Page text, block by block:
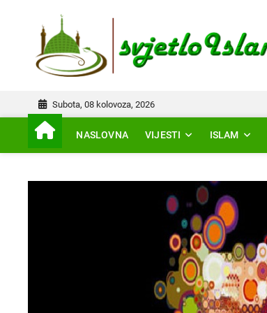
Subota, 08 kolovoza, 2026
NASLOVNA VIJESTI ISLAM